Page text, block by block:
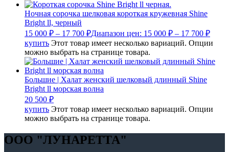
Ночная сорочка шелковая короткая кружевная Shine
Bright ll, черный
15 000 ₽ – 17 700 ₽Диапазон цен: 15 000 ₽ – 17 700 ₽
купить Этот товар имеет несколько вариаций. Опции
можно выбрать на странице товара.
Большие | Халат женский шелковый длинный Shine
Bright ll морская волна
20 500 ₽
купить Этот товар имеет несколько вариаций. Опции
можно выбрать на странице товара.
OOO "ЛУНАРЕТТА"